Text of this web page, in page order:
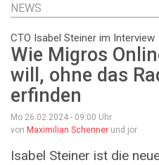
Inhalt
NEWS
CTO Isabel Steiner im Interview
Wie Migros
will, ohne das
erfinden
Mo 26.02.2024 - 09:00 Uhr
von Maximilian Schenner und jor
Isabel Steiner ist die